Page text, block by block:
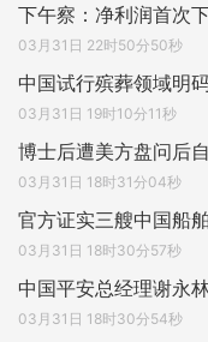
下午察：净利润首次
03月31日 22时50分50秒
中国试行殡葬领域明
03月31日 19时10分11秒
博士后遭美方盘问后
03月31日 18时31分04秒
官方证实三艘中国船
03月31日 18时30分57秒
中国平安总经理谢永
03月31日 18时30分54秒